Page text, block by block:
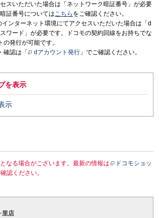
スいただいた場合は「ネットワーク暗証番号」が必要
証番号についてはこちら をご確認ください。
ンターネット環境にてアクセスいただいた場合は「d
ワード」が必要です。ドコモの契約回線をお持ちでな
発行が可能です。
確認は「
dアカウント発行 」でご確認ください。
を表示
示
なる場合がございます。最新の情報は
ドコモショッ
認ください。
里店